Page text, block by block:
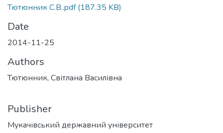
Тютюнник С.В..pdf(187.35 KB)
Date
2014-11-25
Authors
Тютюнник, Світлана Василівна
Publisher
Мукачівський державний університет